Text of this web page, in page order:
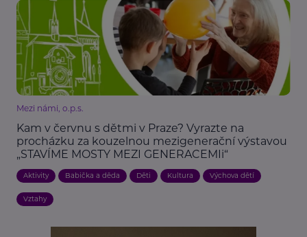
Mezi námi, o.p.s.
Kam v červnu s dětmi v Praze? Vyrazte na
procházku za kouzelnou mezigenerační výstavou
„STAVÍME MOSTY MEZI GENERACEMIi“
Aktivity Babička a děda Děti Kultura Výchova dětí
Vztahy